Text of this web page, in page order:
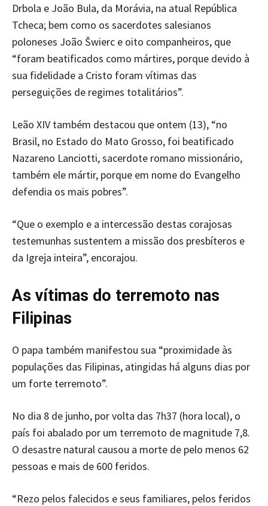
Drbola e João Bula, da Morávia, na atual República
Tcheca; bem como os sacerdotes salesianos
poloneses João Šwierc e oito companheiros, que
“foram beatificados como mártires, porque devido à
sua fidelidade a Cristo foram vítimas das
perseguições de regimes totalitários”.
Leão XIV também destacou que ontem (13), “no
Brasil, no Estado do Mato Grosso, foi beatificado
Nazareno Lanciotti, sacerdote romano missionário,
também ele mártir, porque em nome do Evangelho
defendia os mais pobres”.
“Que o exemplo e a intercessão destas corajosas
testemunhas sustentem a missão dos presbíteros e
da Igreja inteira”, encorajou.
As vítimas do terremoto nas
Filipinas
O papa também manifestou sua “proximidade às
populações das Filipinas, atingidas há alguns dias por
um forte terremoto”.
No dia 8 de junho, por volta das 7h37 (hora local), o
país foi abalado por um terremoto de magnitude 7,8.
O desastre natural causou a morte de pelo menos 62
pessoas e mais de 600 feridos.
“Rezo pelos falecidos e seus familiares, pelos feridos